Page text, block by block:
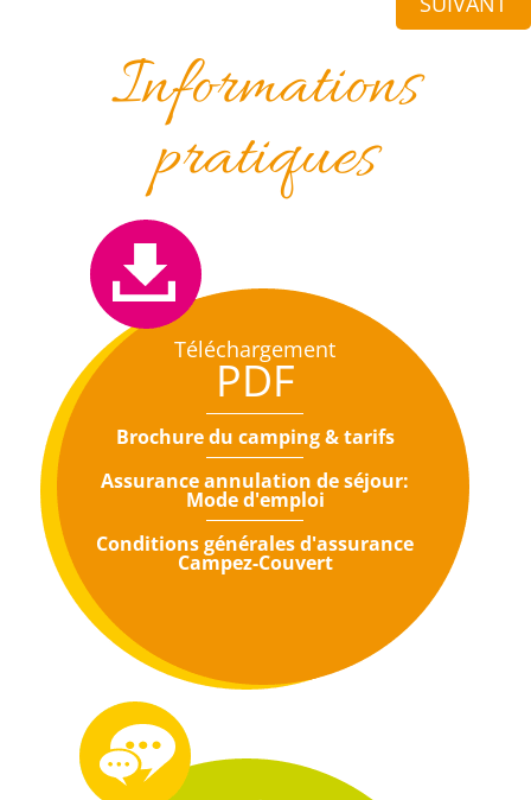
Informations
pratiques
Téléchargement
PDF
Brochure du camping & tarifs
Assurance annulation de séjour:
Mode d'emploi
Conditions générales d'assurance
Campez-Couvert